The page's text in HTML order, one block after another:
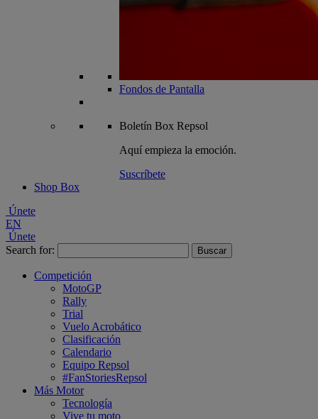
Fondos de Pantalla
Boletín Box Repsol
Aquí empieza la emoción.
Suscríbete
Shop Box
Únete
EN
Únete
Search for:
Competición
MotoGP
Rally
Trial
Vuelo Acrobático
Clasificación
Calendario
Equipo Repsol
#FanStoriesRepsol
Más Motor
Tecnología
Vive tu moto